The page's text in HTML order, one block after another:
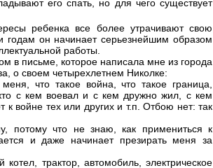
его спать, но для чего существует
ребенка все более утрачивают свою
годам он начинает серьезнейшим образом
работы.
в письме, которое написала мне из города
о своем четырехлетнем Николке:
что такое война, что такое граница,
с кем воевал и с кем дружно жил, с кем
к войне тех или других и т.п. Отбою нет: так
потому что не знаю, как примениться к
и даже начинает презирать меня за
трактор, автомобиль, электрическое